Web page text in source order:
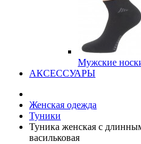
Мужские
АКСЕССУАРЫ
Женская одежда
Туники
Туника женская с
васильковая